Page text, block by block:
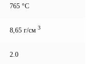
765 °С
8,65 г/см 3
2.0